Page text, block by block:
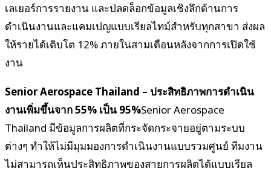
เลเยอร์การรายงาน และปลดล็อกข้อมูลเชิงลึกด้านการ
ดำเนินงานและแคมเปญแบบเรียลไทม์สำหรับทุกสาขา ส่งผล
ให้รายได้เติบโต 12% ภายในสามเดือนหลังจากการเปิดใช้
งาน
Senior Aerospace Thailand – ประสิทธิภาพการดำเนิน
งานเพิ่มขึ้นจาก 55% เป็น 95%Senior Aerospace
Thailand มีข้อมูลการผลิตที่กระจัดกระจายอยู่ตามระบบ
ต่างๆ ทำให้ไม่มีมุมมองการดำเนินงานแบบรวมศูนย์ ทีมงาน
ไม่สามารถเห็นประสิทธิภาพของสายการผลิตได้แบบเรียล